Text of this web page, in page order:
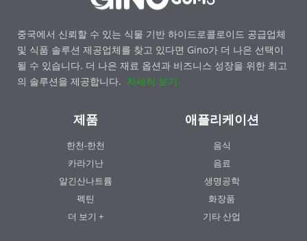
중국에서 신뢰할 수 있는 식물 기반 하이드로콜로이드 공급업체
및 식품 솔루션 제공업체를 찾고 있다면 Gino가 더 나은 선택이
될 수 있습니다. 더 나은 재료 옵션과 비즈니스 성장을 위한 최고
의 솔루션을 제공합니다. 자세히 보기
제품
한천-한천
카라기난
알긴산나트륨
펙틴
더 보기 +
애플리케이션
음식
음료
생명공학
화장품
기타 산업